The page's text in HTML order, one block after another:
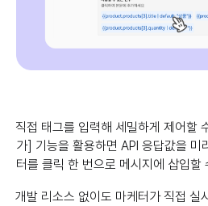
직접 태그를 입력해 세밀하게 제어할
가] 기능을 활용하면 API 응답값을 미
터를 클릭 한 번으로 메시지에 삽입할
개발 리소스 없이도 마케터가 직접 실